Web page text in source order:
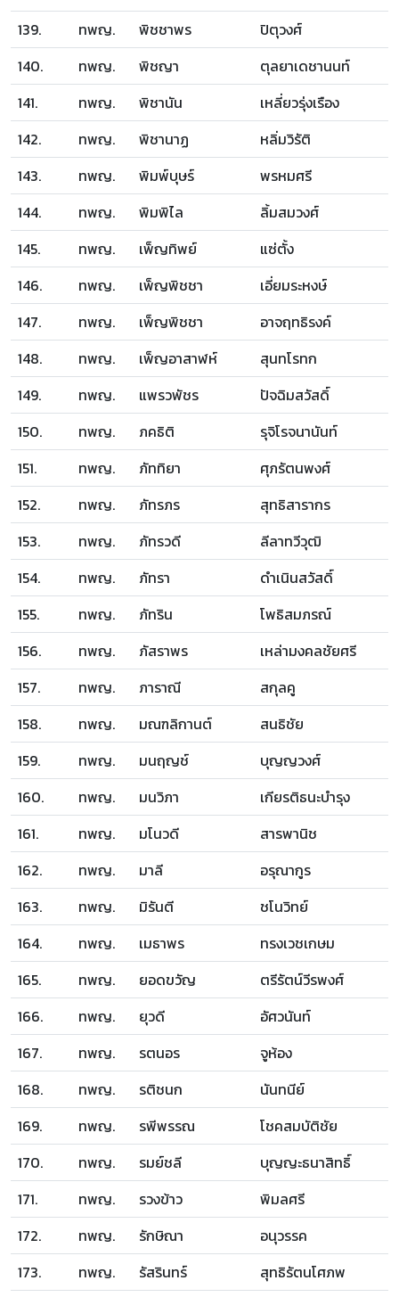
139.
ทพญ. พิชชาพร
ปิตุวงศ์
140.
ทพญ. พิชญา
ตุลยาเดชานนท์
141.
ทพญ. พิชานัน
เหลี่ยวรุ่งเรือง
142.
ทพญ. พิชานาฏ
หลิ่มวิรัติ
143.
ทพญ. พิมพ์บุษร์
พรหมศรี
144.
ทพญ. พิมพิไล
ลิ้มสมวงศ์
145.
ทพญ. เพ็ญทิพย์
แซ่ตั้ง
146.
ทพญ. เพ็ญพิชชา
เอี่ยมระหงษ์
147.
ทพญ. เพ็ญพิชชา
อาจฤทธิรงค์
148.
ทพญ. เพ็ญอาสาฬห์
สุนทโรทก
149.
ทพญ. แพรวพัชร
ปัจฉิมสวัสดิ์
150.
ทพญ. ภคธิติ
รุจิโรจนานันท์
151.
ทพญ. ภัททิยา
ศุภรัตนพงศ์
152.
ทพญ. ภัทรภร
สุทธิสารากร
153.
ทพญ. ภัทรวดี
ลีลาทวีวุฒิ
154.
ทพญ. ภัทรา
ดำเนินสวัสดิ์
155.
ทพญ. ภัทริน
โพธิสมภรณ์
156.
ทพญ. ภัสราพร
เหล่ามงคลชัยศรี
157.
ทพญ. ภาราณี
สกุลคู
158.
ทพญ. มณฑลิกานต์
สนธิชัย
159.
ทพญ. มนฤญช์
บุญญวงศ์
160.
ทพญ. มนวิภา
เกียรติธนะบำรุง
161.
ทพญ. มโนวดี
สารพานิช
162.
ทพญ. มาลี
อรุณากูร
163.
ทพญ. มิรันตี
ชโนวิทย์
164.
ทพญ. เมธาพร
ทรงเวชเกษม
165.
ทพญ. ยอดขวัญ
ตรีรัตน์วีรพงศ์
166.
ทพญ. ยุวดี
อัศวนันท์
167.
ทพญ. รตนอร
จูห้อง
168.
ทพญ. รติชนก
นันทนีย์
169.
ทพญ. รพีพรรณ
โชคสมบัติชัย
170.
ทพญ. รมย์ชลี
บุญญะธนาสิทธิ์
171.
ทพญ. รวงข้าว
พิมลศรี
172.
ทพญ. รักษิณา
อนุวรรค
173.
ทพญ. รัสรินทร์
สุทธิรัตนโศภพ